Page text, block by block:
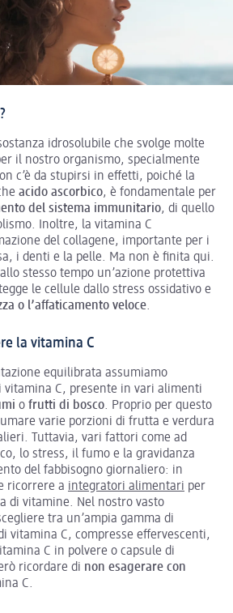
idrosolubile che svolge molte
il nostro organismo, specialmente
c’è da stupirsi in effetti, poiché la
acido ascorbico, è fondamentale per
del sistema immunitario, di quello
Inoltre, la vitamina C
del collagene, importante per i
i denti e la pelle. Ma non è finita qui.
stesso tempo un’azione protettiva
le cellule dallo stress ossidativo e
o l’affaticamento veloce.
la vitamina C
equilibrata assumiamo
C, presente in vari alimenti
o frutti di bosco. Proprio per questo
varie porzioni di frutta e verdura
Tuttavia, vari fattori come ad
lo stress, il fumo e la gravidanza
del fabbisogno giornaliero: in
ricorrere a integratori alimentari per
di vitamine. Nel nostro vasto
tra un’ampia gamma di
vitamina C, compresse effervescenti,
C in polvere o capsule di
ricordare di non esagerare con
C.